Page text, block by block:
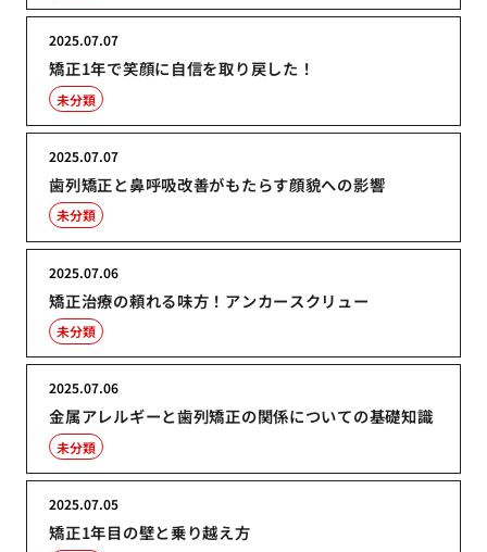
矯正1年で笑顔に自信を取り戻した！
2025.07.07
未分類
歯列矯正と鼻呼吸改善がもたらす顔貌への影響
2025.07.07
未分類
矯正治療の頼れる味方！アンカースクリュー
2025.07.06
未分類
金属アレルギーと歯列矯正の関係についての基礎知識
2025.07.06
未分類
矯正1年目の壁と乗り越え方
2025.07.05